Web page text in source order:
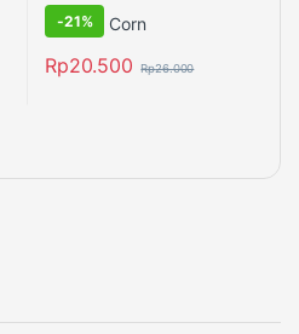
-21%
Rp20.500 Rp26.000